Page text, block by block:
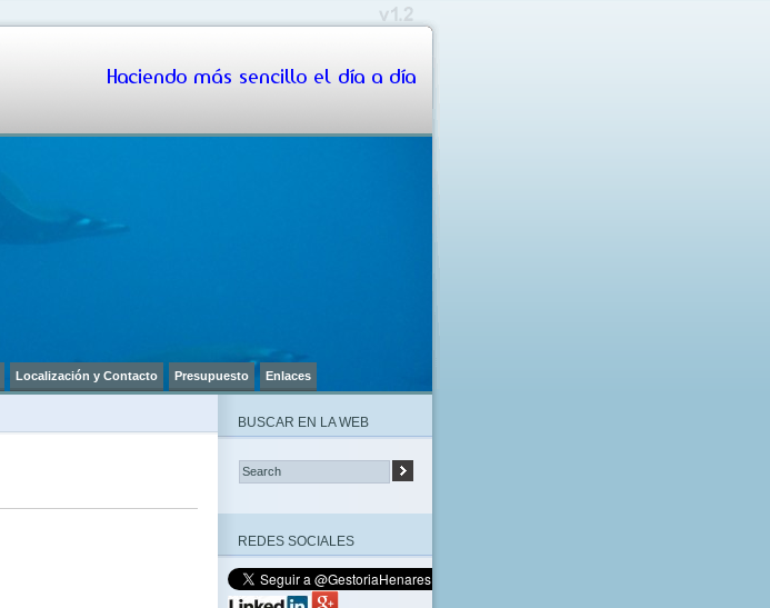
Haciendo más sencillo el día a día
Localización y Contacto Presupuesto Enlaces
BUSCAR EN LA WEB
REDES SOCIALES